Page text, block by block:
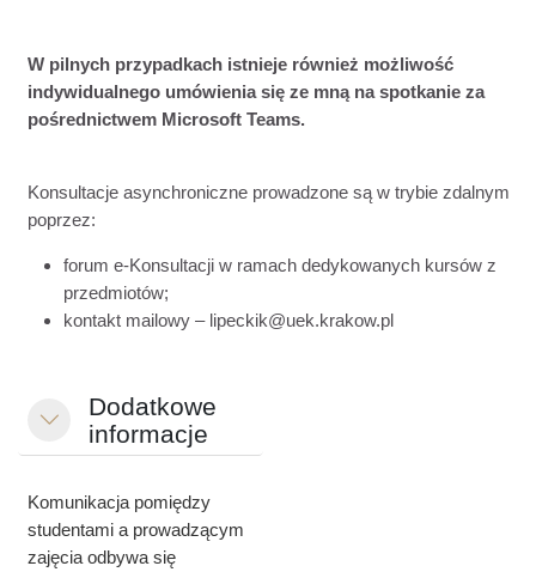
W pilnych przypadkach istnieje również możliwość
indywidualnego umówienia się ze mną na spotkanie za
pośrednictwem Microsoft Teams.
Konsultacje asynchroniczne prowadzone są w trybie zdalnym
poprzez:
forum e-Konsultacji w ramach dedykowanych kursów z
przedmiotów;
kontakt mailowy – lipeckik@uek.krakow.pl
Minimalizuj
Dodatkowe
informacje
Komunikacja pomiędzy
studentami a prowadzącym
zajęcia odbywa się